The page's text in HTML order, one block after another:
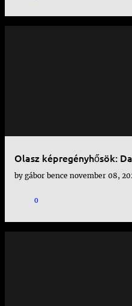
Olasz képregényhősök:
by gábor bence november 08,
0